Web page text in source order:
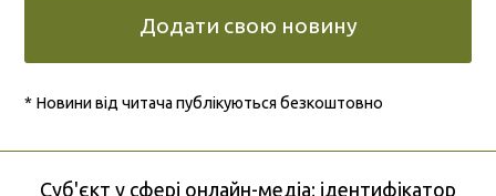
Додати свою новину
* Новини від читача публікуються безкоштовно
Cуб'єкт у сфері онлайн-медіа; ідентифікатор